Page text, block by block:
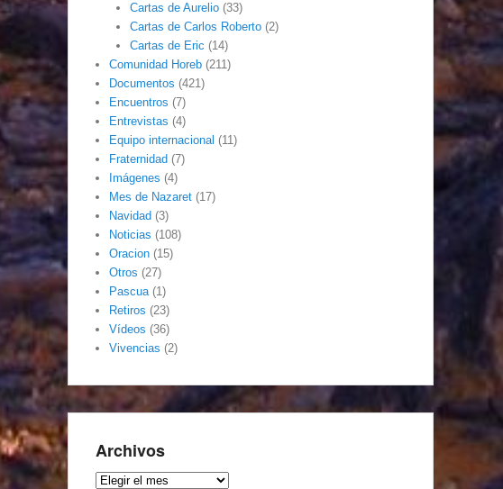
Cartas de Aurelio(33)
Cartas de Carlos Roberto(2)
Cartas de Eric (14)
Comunidad Horeb (211)
Documentos (421)
Encuentros (7)
Entrevistas (4)
Equipo internacional (11)
Fraternidad (7)
Imágenes (4)
Mes de Nazaret (17)
Navidad (3)
Noticias (108)
Oracion (15)
Otros (27)
Pascua(1)
Retiros (23)
Vídeos (36)
Vivencias (2)
Archivos
Archivos